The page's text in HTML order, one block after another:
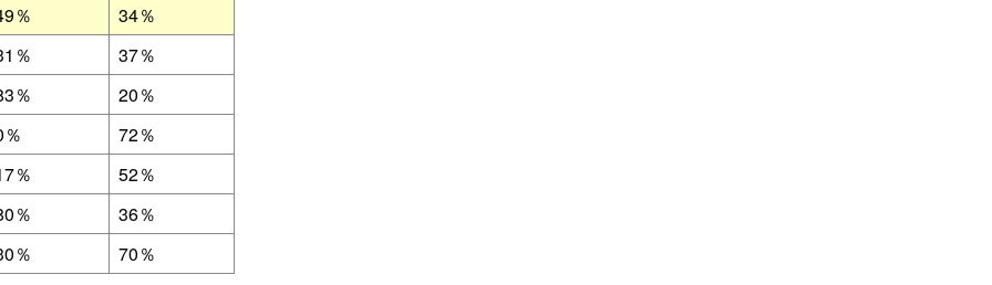
％
34％
％
37％
％
20％
72％
％
52％
％
36％
％
70％